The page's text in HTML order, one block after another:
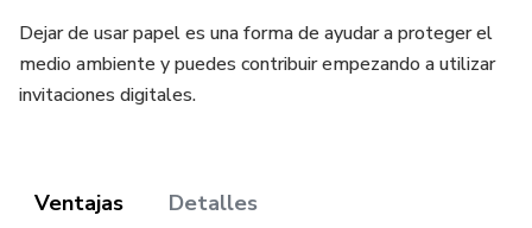
Dejar de usar papel es una forma de ayudar a proteger el
medio ambiente y puedes contribuir empezando a utilizar
invitaciones digitales.
Ventajas Detalles